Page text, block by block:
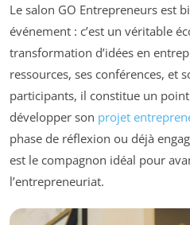
Le salon GO Entrepreneurs est
événement : c’est un véritable
transformation d’idées en
ressources, ses conférences, et
participants, il constitue un
développer son projet
phase de réflexion ou déjà
est le compagnon idéal pour
l’entrepreneuriat.